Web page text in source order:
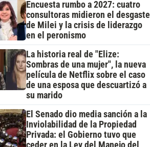
Encuesta rumbo a 2027: cuatro
consultoras midieron el desgaste
de Milei y la crisis de liderazgo
en el peronismo
La historia real de "Elize:
Sombras de una mujer", la nueva
película de Netflix sobre el caso
de una esposa que descuartizó a
su marido
El Senado dio media sanción a la
Inviolabilidad de la Propiedad
Privada: el Gobierno tuvo que
ceder en la Ley del Manejo del